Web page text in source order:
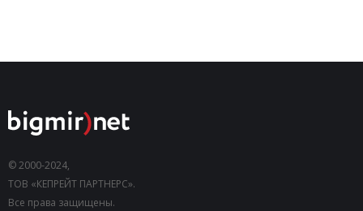
© 2000-2024,
ТОВ «КЕПРЕЙТ ПАРТНЕРС».
Все права защищены.